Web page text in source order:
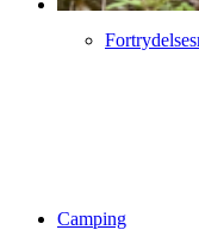
Camping